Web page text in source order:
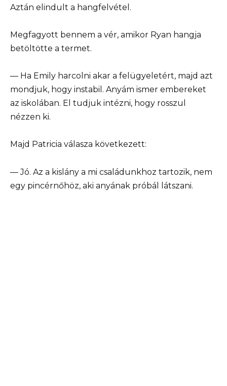
Aztán elindult a hangfelvétel.
Megfagyott bennem a vér, amikor Ryan hangja
betöltötte a termet.
— Ha Emily harcolni akar a felügyeletért, majd azt
mondjuk, hogy instabil. Anyám ismer embereket
az iskolában. El tudjuk intézni, hogy rosszul
nézzen ki.
Majd Patricia válasza következett:
— Jó. Az a kislány a mi családunkhoz tartozik, nem
egy pincérnőhöz, aki anyának próbál látszani.